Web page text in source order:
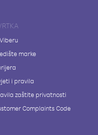
marke
i pravila
zaštite privatnosti
Complaints Code